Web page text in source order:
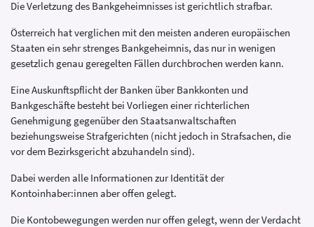
Die Verletzung des Bankgeheimnisses ist gerichtlich strafbar.
Österreich hat verglichen mit den meisten anderen europäischen
Staaten ein sehr strenges Bankgeheimnis, das nur in wenigen
gesetzlich genau geregelten Fällen durchbrochen werden kann.
Eine Auskunftspflicht der Banken über Bankkonten und
Bankgeschäfte besteht bei Vorliegen einer richterlichen
Genehmigung gegenüber den Staatsanwaltschaften
beziehungsweise Strafgerichten (nicht jedoch in Strafsachen, die
vor dem Bezirksgericht abzuhandeln sind).
Dabei werden alle Informationen zur Identität der
Kontoinhaber:innen aber offen gelegt.
Die Kontobewegungen werden nur offen gelegt, wenn der Verdacht